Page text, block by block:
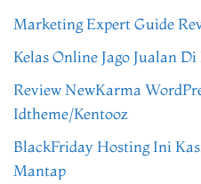
Marketing Expert Guide
Kelas Online Jago Jualan
Review NewKarma
Idtheme/Kentooz
BlackFriday Hosting Ini
Mantap